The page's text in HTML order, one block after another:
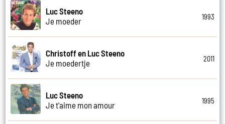
Luc Steeno
Je moeder
1993
Christoff en Luc Steeno
Je moedertje
2011
Luc Steeno
Je t'aime mon amour
1995